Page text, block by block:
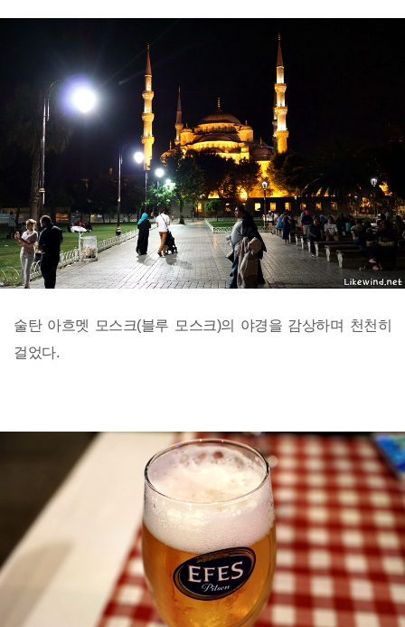
술탄 아흐멧 모스크(블루 모스크)의 야경을 감상하며 천천히
걸었다.